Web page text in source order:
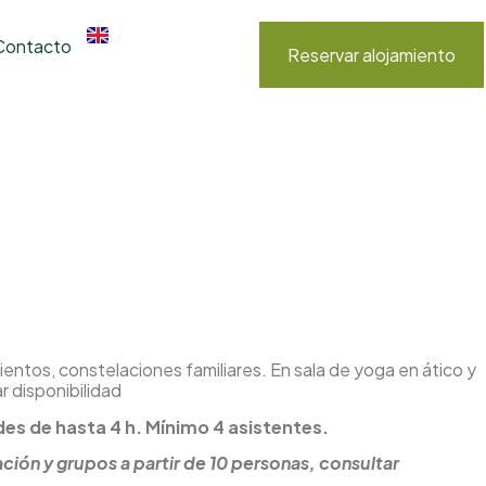
Reservar alojamiento
constelaciones familiares. En sala de yoga en ático y
disponibilidad
de hasta 4 h. Mínimo 4 asistentes.
y grupos a partir de 10 personas, consultar